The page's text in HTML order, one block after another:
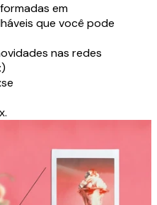
em
que você pode
nas redes